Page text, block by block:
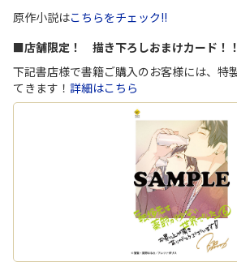
原作小説はこちらをチェック!!
■店舗限定！ 描き下ろしおまけカード！！
下記書店様で書籍ご購入のお客様には、特
てきます！ 詳細はこちら